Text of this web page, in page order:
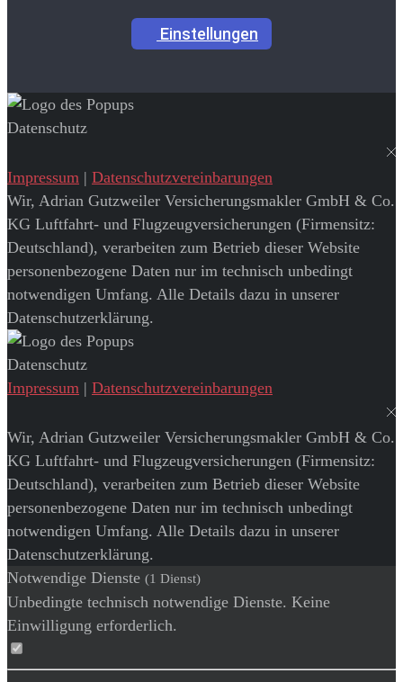
Einstellungen
Datenschutz
Impressum | Datenschutzvereinbarungen
Wir, Adrian Gutzweiler Versicherungsmakler GmbH & Co.
KG Luftfahrt- und Flugzeugversicherungen (Firmensitz:
Deutschland), verarbeiten zum Betrieb dieser Website
personenbezogene Daten nur im technisch unbedingt
notwendigen Umfang. Alle Details dazu in unserer
Datenschutzerklärung.
Datenschutz
Impressum | Datenschutzvereinbarungen
Wir, Adrian Gutzweiler Versicherungsmakler GmbH & Co.
KG Luftfahrt- und Flugzeugversicherungen (Firmensitz:
Deutschland), verarbeiten zum Betrieb dieser Website
personenbezogene Daten nur im technisch unbedingt
notwendigen Umfang. Alle Details dazu in unserer
Datenschutzerklärung.
Notwendige Dienste (1 Dienst)
Unbedingte technisch notwendige Dienste. Keine
Einwilligung erforderlich.